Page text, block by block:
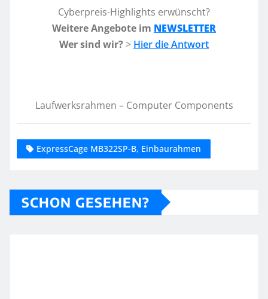
Cyberpreis-Highlights erwünscht?
Weitere Angebote im NEWSLETTER
Wer sind wir? > Hier die Antwort
Laufwerksrahmen – Computer Components
ExpressCage MB322SP-B, Einbaurahmen
SCHON GESEHEN?